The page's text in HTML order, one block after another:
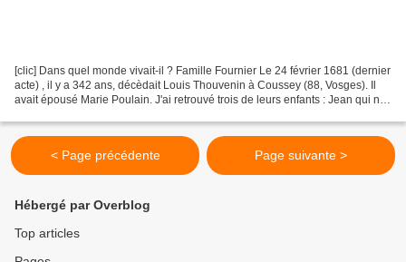
[clic] Dans quel monde vivait-il ? Famille Fournier Le 24 février 1681 (dernier
acte) , il y a 342 ans, décèdait Louis Thouvenin à Coussey (88, Vosges). Il
avait épousé Marie Poulain. J'ai retrouvé trois de leurs enfants : Jean qui naît
< Page précédente Page suivante >
Hébergé par Overblog
Top articles